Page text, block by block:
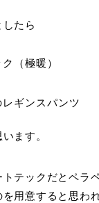
たら
（極暖）
ギンスパンツ
ます。
テックだとペラ
用意すると思われ